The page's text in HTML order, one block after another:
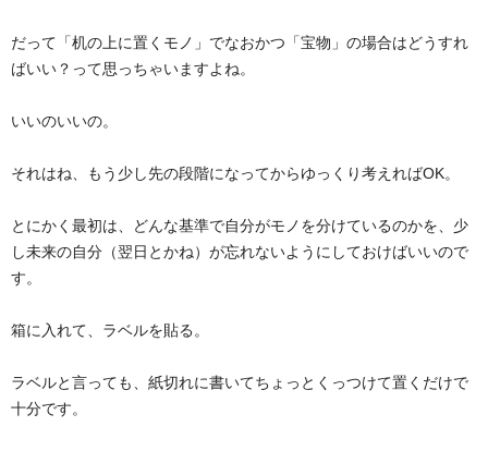
だって「机の上に置くモノ」でなおかつ「宝物」の場合はどうすれ
ばいい？って思っちゃいますよね。
いいのいいの。
それはね、もう少し先の段階になってからゆっくり考えればOK。
とにかく最初は、どんな基準で自分がモノを分けているのかを、少
し未来の自分（翌日とかね）が忘れないようにしておけばいいので
す。
箱に入れて、ラベルを貼る。
ラベルと言っても、紙切れに書いてちょっとくっつけて置くだけで
十分です。